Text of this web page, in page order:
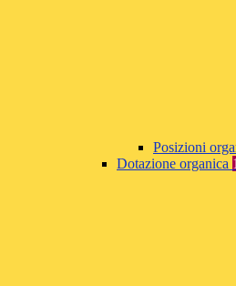
Posizioni
Dotazione organica